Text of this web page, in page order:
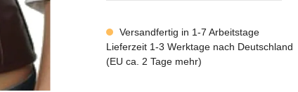
Versandfertig in 1-7 Arbeitstage
Lieferzeit 1-3 Werktage nach Deutschland
(EU ca. 2 Tage mehr)